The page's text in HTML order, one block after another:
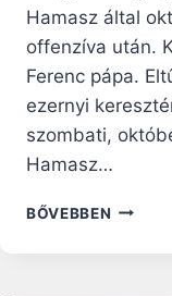
Hamasz által
offenzíva után.
Ferenc pápa.
ezernyi
szombati,
Hamasz…
BŐVEBBEN A